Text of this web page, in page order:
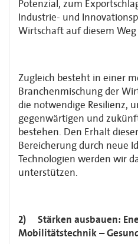
Potenzial, zum
Industrie- und
Wirtschaft auf diesem
Zugleich besteht in einer
Branchenmischung der
die notwendige Resilienz,
gegenwärtigen und
bestehen. Den Erhalt
Bereicherung durch neue
Technologien werden wir
unterstützen.
2) Stärken ausbauen:
Mobilitätstechnik –